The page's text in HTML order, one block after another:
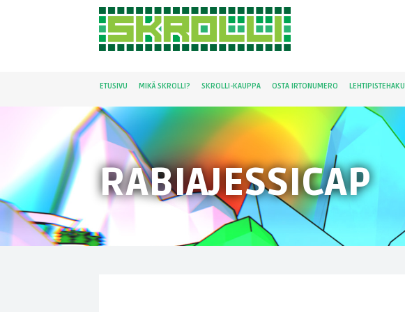
ETUSIVU MIKÄ SKROLLI? SKROLLI-KAUPPA OSTA IRTONUMERO LEHTIPISTEHAKU
RABIAJESSICAP